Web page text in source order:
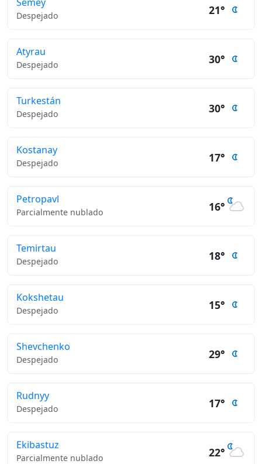
Despejado 21°
Atyrau
Despejado 30°
Turkestán
Despejado 30°
Kostanay
Despejado 17°
Petropavl
Parcialmente nublado 16°
Temirtau
Despejado 18°
Kokshetau
Despejado 15°
Shevchenko
Despejado 29°
Rudnyy
Despejado 17°
Ekibastuz
Parcialmente nublado 22°